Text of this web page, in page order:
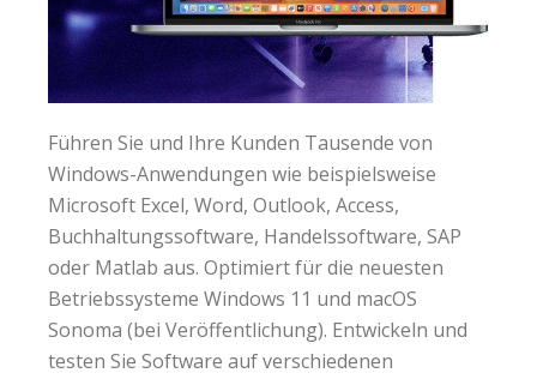
Führen Sie und Ihre Kunden Tausende von
Windows-Anwendungen wie beispielsweise
Microsoft Excel, Word, Outlook, Access,
Buchhaltungssoftware, Handelssoftware, SAP
oder Matlab aus. Optimiert für die neuesten
Betriebssysteme Windows 11 und macOS
Sonoma (bei Veröffentlichung). Entwickeln und
testen Sie Software auf verschiedenen